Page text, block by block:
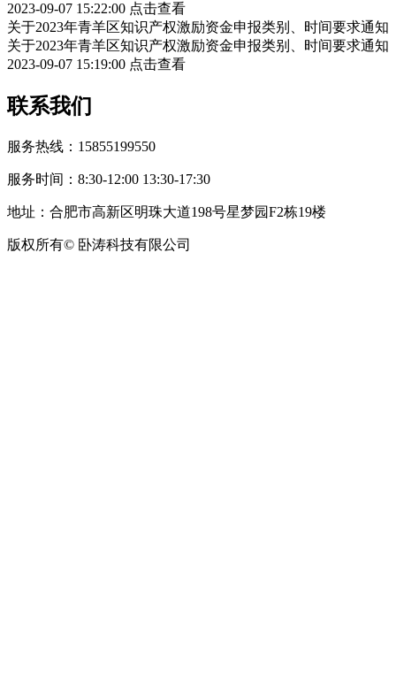
2023-09-07 15:22:00 点击查看
关于2023年青羊区知识产权激励资金申报类别、时间要求通知
关于2023年青羊区知识产权激励资金申报类别、时间要求通知
2023-09-07 15:19:00 点击查看
联系我们
服务热线：15855199550
服务时间：8:30-12:00 13:30-17:30
地址：合肥市高新区明珠大道198号星梦园F2栋19楼
版权所有© 卧涛科技有限公司